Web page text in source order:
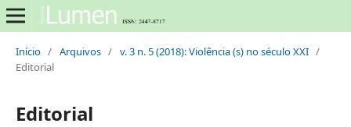
Início / Arquivos / v. 3 n. 5 (2018): Violência (s) no século XXI /
Editorial
Editorial